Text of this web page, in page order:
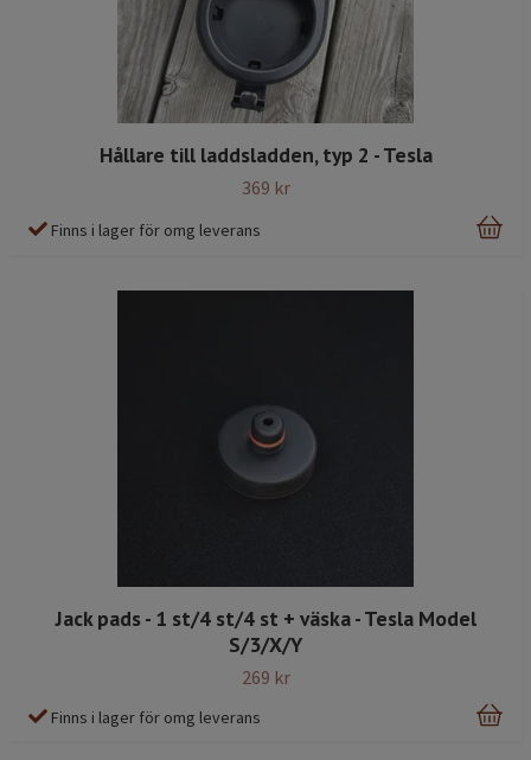
Hållare till laddsladden, typ 2 - Tesla
369 kr
Finns i lager för omg leverans
Jack pads - 1 st/4 st/4 st + väska - Tesla Model
S/3/X/Y
269 kr
Finns i lager för omg leverans